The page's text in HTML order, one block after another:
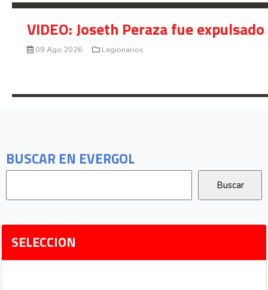
BUSCAR EN EVERGOL
SELECCION
VIDEO: Joseth Peraza fue
09 Ago 2026 Legionarios